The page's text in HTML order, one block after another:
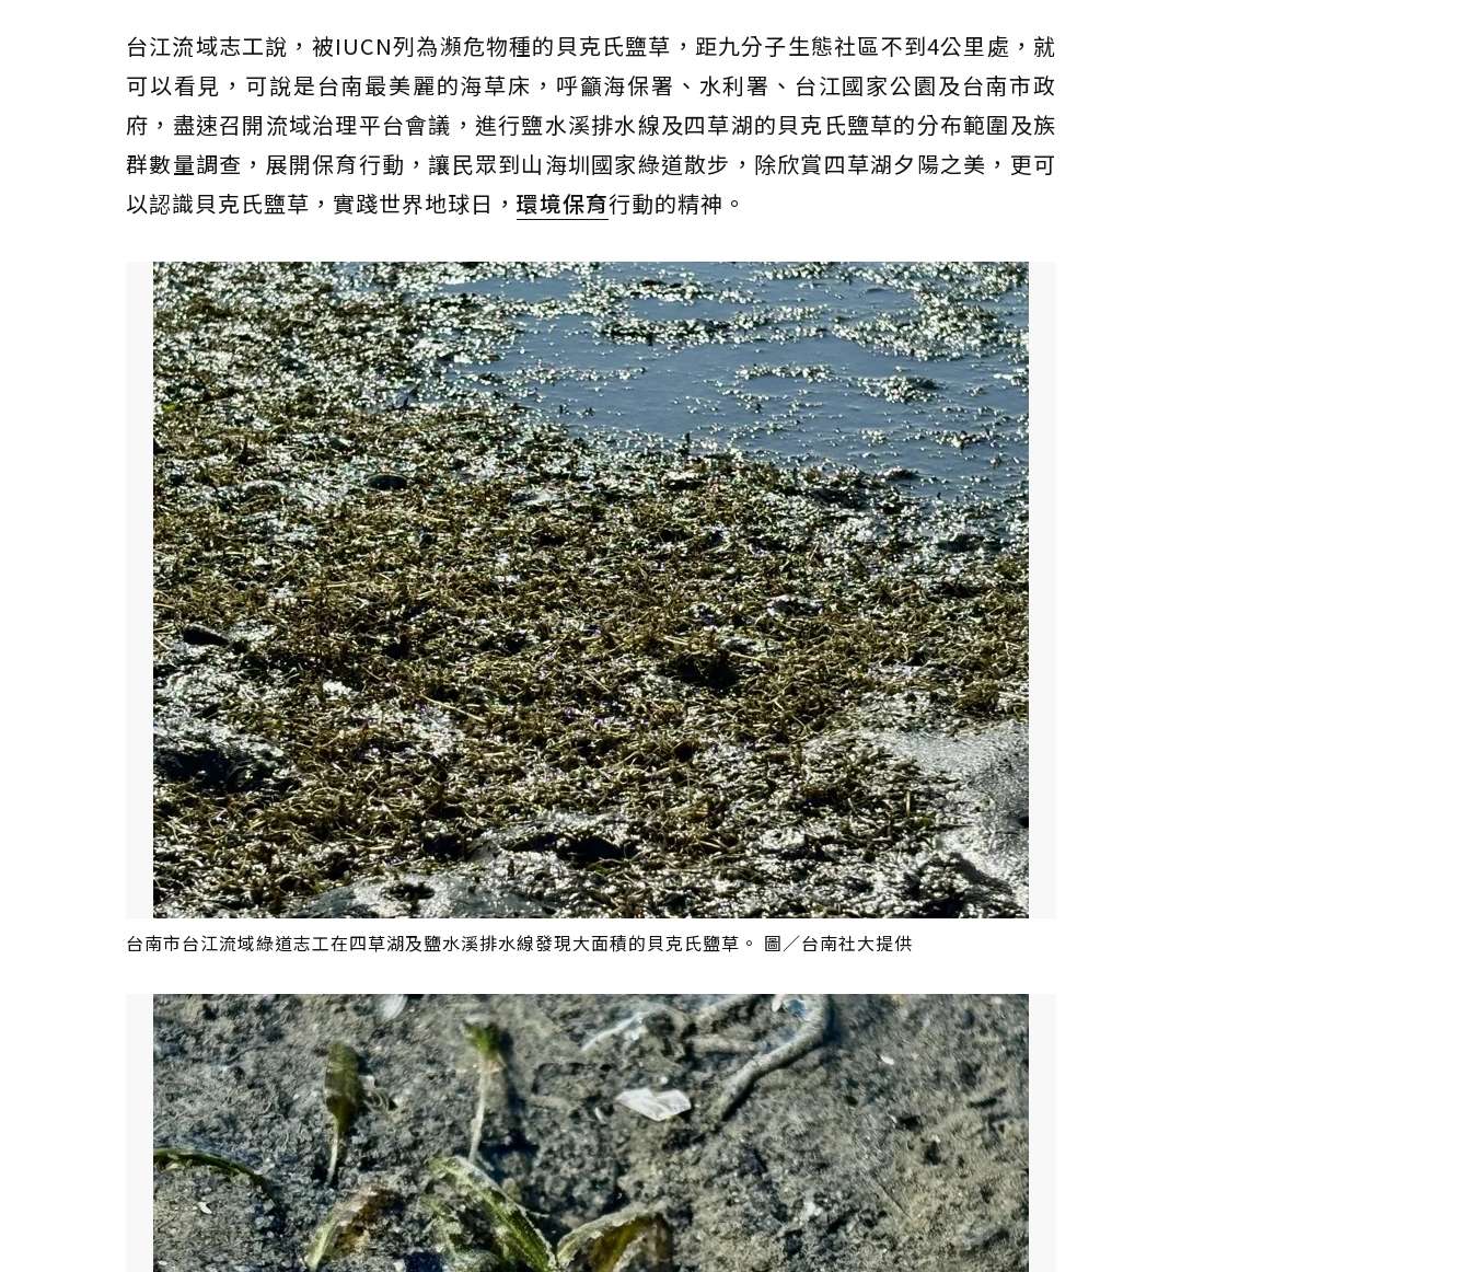
台江流域志工說，被IUCN列為瀕危物種的貝克氏鹽草，距九分子生態社區不到4公里處，就
可以看見，可說是台南最美麗的海草床，呼籲海保署、水利署、台江國家公園及台南市政
府，盡速召開流域治理平台會議，進行鹽水溪排水線及四草湖的貝克氏鹽草的分布範圍及族
群數量調查，展開保育行動，讓民眾到山海圳國家綠道散步，除欣賞四草湖夕陽之美，更可
以認識貝克氏鹽草，實踐世界地球日， 環境保育行動的精神。
台南市台江流域綠道志工在四草湖及鹽水溪排水線發現大面積的貝克氏鹽草。 圖／台南社大提供